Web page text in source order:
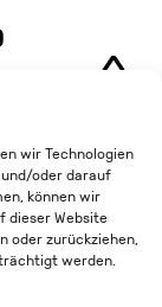
wir Technologien
oder darauf
können wir
dieser Website
oder zurückziehen,
werden.
Institut e.V.